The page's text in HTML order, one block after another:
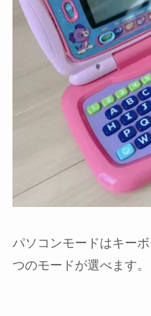
パソコンモードはキー
つのモードが選べます。